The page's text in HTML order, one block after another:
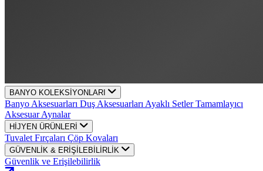
BANYO KOLEKSİYONLARI
Banyo Aksesuarları Duş Aksesuarları Ayaklı SetlerTamamlayıcı
AksesuarAynalar
HİJYEN ÜRÜNLERİ
Tuvalet Fırçaları Çöp Kovaları
GÜVENLİK & ERİŞİLEBİLİRLİK
Güvenlik ve Erişilebilirlik